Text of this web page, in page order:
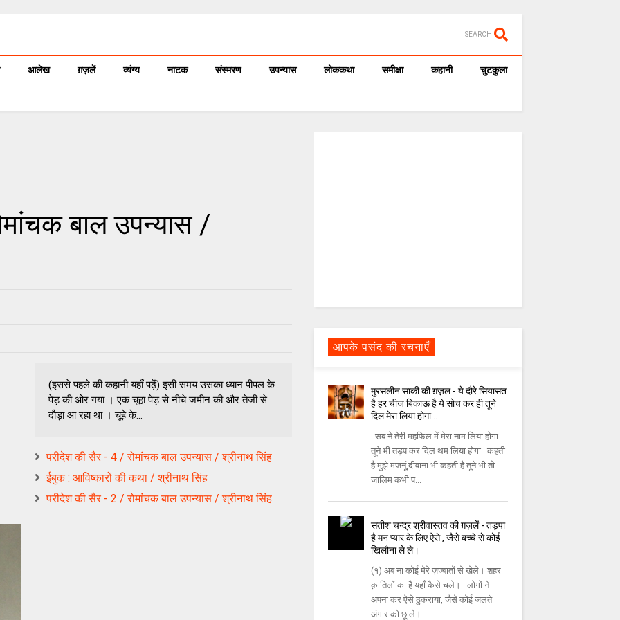
SEARCH
आलेख ग़ज़लें व्यंग्य नाटक संस्मरण उपन्यास लोककथा समीक्षा कहानी चुटकुला
बाल उपन्यास /
(इससे पहले की कहानी यहाँ पढ़ें) इसी समय उसका ध्यान पीपल के
पेड़ की ओर गया । एक चूहा पेड़ से नीचे जमीन की और तेजी से
दौड़ा आ रहा था । चूहे के...
परीदेश की सैर - 4 / रोमांचक बाल उपन्यास / श्रीनाथ सिंह
ईबुक : आविष्कारों की कथा / श्रीनाथ सिंह
परीदेश की सैर - 2 / रोमांचक बाल उपन्यास / श्रीनाथ सिंह
आपके पसंद की रचनाएँ
मुरसलीन साकी की ग़ज़ल - ये दौरे सियासत
है हर चीज बिकाऊ है ये सोच कर ही तूने
दिल मेरा लिया होगा...
सब ने तेरी महफिल में मेरा नाम लिया होगा
तूने भी तड़प कर दिल थम लिया होगा कहती
है मुझे मजनूं,दीवाना भी कहती है तूने भी तो
जालिम कभी प...
सतीश चन्द्र श्रीवास्तव की ग़ज़लें - तड़पा
है मन प्यार के लिए ऐसे , जैसे बच्चे से कोई
खिलौना ले ले।
(१) अब ना कोई मेरे ज़ज्बातों से खेले। शहर
क़ातिलों का है यहाँ कैसे चले। लोगों ने
अपना कर ऐसे ठुकराया, जैसे कोई जलते
अंगार को छू ले। ...